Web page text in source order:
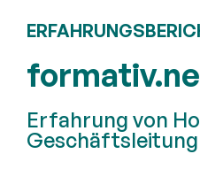
Erfahrung von
Geschäftsleitung